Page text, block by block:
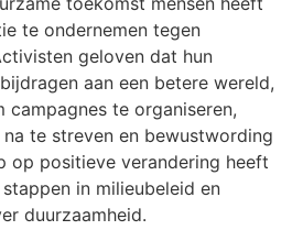
te ondernemen tegen
geloven dat hun
aan een betere wereld,
te organiseren,
te streven en bewustwording
op positieve verandering heeft
in milieubeleid en
duurzaamheid.